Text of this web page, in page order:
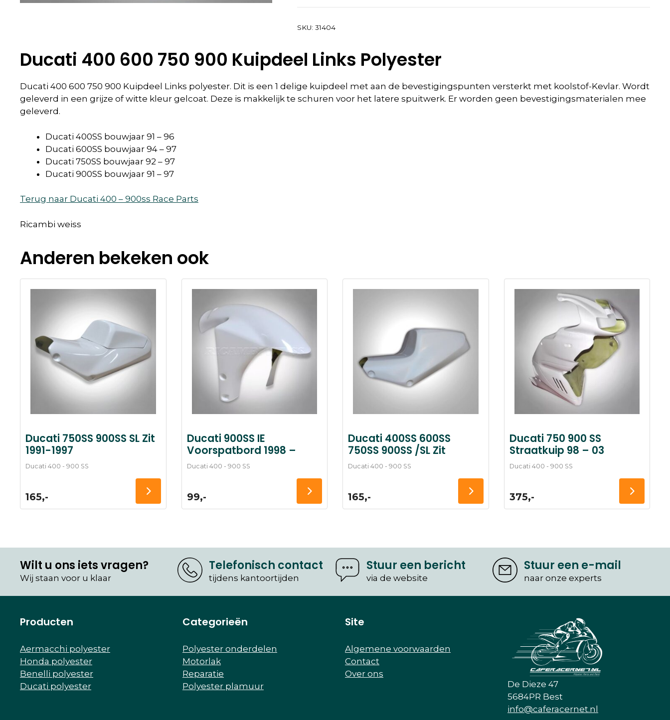
SKU:31404
Ducati 400 600 750 900 Kuipdeel Links Polyester
Ducati 400 600 750 900 Kuipdeel Links polyester. Dit is een 1 delige kuipdeel met aan de bevestigingspunten versterkt met koolstof-Kevlar. Wordt
geleverd in een grijze of witte kleur gelcoat. Deze is makkelijk te schuren voor het latere spuitwerk. Er worden geen bevestigingsmaterialen mee
geleverd.
Ducati 400SS bouwjaar 91 – 96
Ducati 600SS bouwjaar 94 – 97
Ducati 750SS bouwjaar 92 – 97
Ducati 900SS bouwjaar 91 – 97
Terug naar Ducati 400 – 900ss Race Parts
Ricambi weiss
Anderen bekeken ook
Ducati 750SS 900SS SL Zit
1991-1997
Ducati 400 - 900 SS
165,-
Ducati 900SS IE
Voorspatbord 1998 –
Ducati 400 - 900 SS
99,-
Ducati 400SS 600SS
750SS 900SS /SL Zit
Ducati 400 - 900 SS
165,-
Ducati 750 900 SS
Straatkuip 98 – 03
Ducati 400 - 900 SS
375,-
Wilt u ons iets vragen?
Wij staan voor u klaar
Telefonisch contact
tijdens kantoortijden
Stuur een bericht
via de website
Stuur een e-mail
naar onze experts
Producten
Aermacchi polyester
Honda polyester
Benelli polyester
Ducati polyester
Categorieën
Polyester onderdelen
Motorlak
Reparatie
Polyester plamuur
Site
Algemene voorwaarden
Contact
Over ons
De Dieze 47
5684PR Best
info@caferacernet.nl